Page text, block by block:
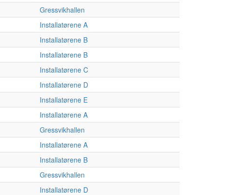
Gressvikhallen
Installatørene A
Installatørene B
Installatørene B
Installatørene C
Installatørene D
Installatørene E
Installatørene A
Gressvikhallen
Installatørene A
Installatørene B
Gressvikhallen
Installatørene D